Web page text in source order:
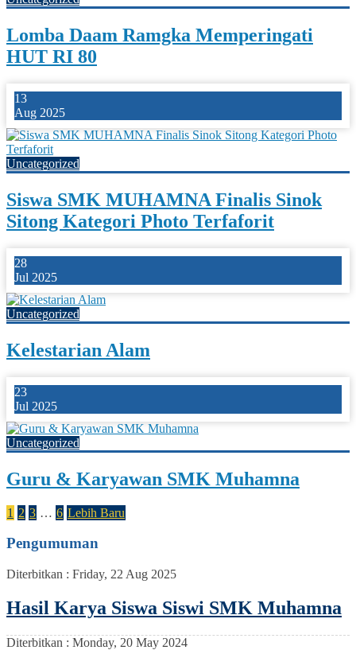
Lomba Daam Ramgka Memperingati
HUT RI 80
13
Aug 2025
Uncategorized
Siswa SMK MUHAMNA Finalis Sinok
Sitong Kategori Photo Terfaforit
28
Jul 2025
Uncategorized
Kelestarian Alam
23
Jul 2025
Uncategorized
Guru & Karyawan SMK Muhamna
1 2 3 … 6 Lebih Baru
Pengumuman
Diterbitkan : Friday, 22 Aug 2025
Hasil Karya Siswa Siswi SMK Muhamna
Diterbitkan : Monday, 20 May 2024